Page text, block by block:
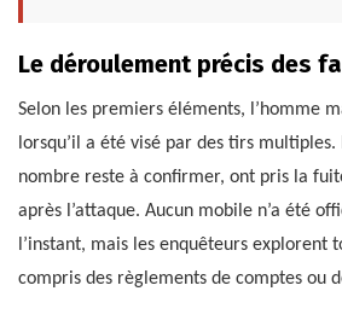
Le déroulement précis des
Selon les premiers éléments, l’homme
lorsqu’il a été visé par des tirs multiples.
nombre reste à confirmer, ont pris la
après l’attaque. Aucun mobile n’a été
l’instant, mais les enquêteurs explorent
compris des règlements de comptes ou